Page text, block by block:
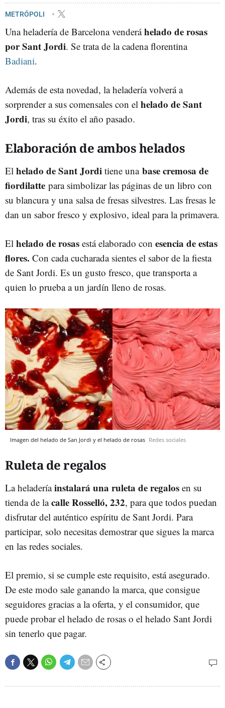
METRÓPOLI
Una heladería de Barcelona venderáhelado de rosas
por Sant Jordi. Se trata de la cadena florentina
Badiani.
Además de esta novedad, la heladería volverá a
sorprender a sus comensales con el helado de Sant
Jordi, tras su éxito el año pasado.
Elaboración de ambos helados
El helado de Sant Jordi tiene una base cremosa de
fiordilatte para simbolizar las páginas de un libro con
su blancura y una salsa de fresas silvestres. Las fresas le
dan un sabor fresco y explosivo, ideal para la primavera.
El helado de rosas está elaborado con esencia de estas
flores. Con cada cucharada sientes el sabor de la fiesta
de Sant Jordi. Es un gusto fresco, que transporta a
quien lo prueba a un jardín lleno de rosas.
Imagen del helado de San Jordi y el helado de rosas Redes sociales
Ruleta de regalos
La heladeríainstalará una ruleta de regalos en su
tienda de lacalle Rosselló, 232, para que todos puedan
disfrutar del auténtico espíritu de Sant Jordi. Para
participar, solo necesitas demostrar que sigues la marca
en las redes sociales.
El premio, si se cumple este requisito, está asegurado.
De este modo sale ganando la marca, que consigue
seguidores gracias a la oferta, y el consumidor, que
puede probar el helado de rosas o el helado Sant Jordi
sin tenerlo que pagar.